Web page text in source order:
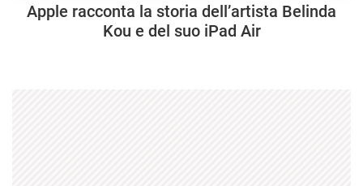
Apple racconta la storia dell’artista Belinda
Kou e del suo iPad Air